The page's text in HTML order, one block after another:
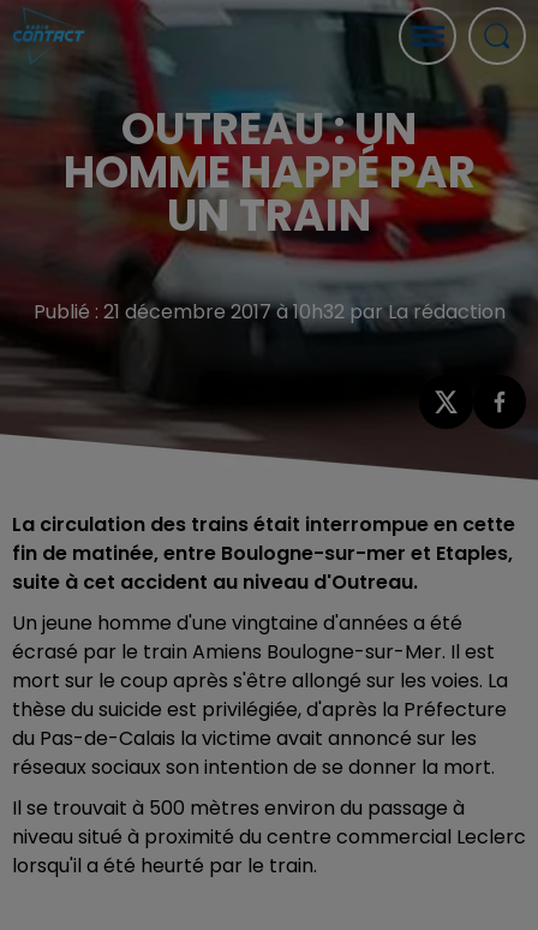
OUTREAU : UN
HOMME HAPPÉ PAR
UN TRAIN
Publié : 21 décembre 2017 à 10h32 par La rédaction
La circulation des trains était interrompue en cette
fin de matinée, entre Boulogne-sur-mer et Etaples,
suite à cet accident au niveau d'Outreau.
Un jeune homme d'une vingtaine d'années a été
écrasé par le train Amiens Boulogne-sur-Mer. Il est
mort sur le coup après s'être allongé sur les voies. La
thèse du suicide est privilégiée, d'après la Préfecture
du Pas-de-Calais la victime avait annoncé sur les
réseaux sociaux son intention de se donner la mort.
Il se trouvait à 500 mètres environ du passage à
niveau situé à proximité du centre commercial Leclerc
lorsqu'il a été heurté par le train.